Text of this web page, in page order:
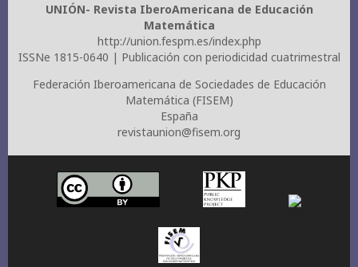
UNIÓN- Revista IberoAmericana de Educación
Matemática
http://union.fespm.es/index.php
ISSNe 1815-0640 | Publicación con periodicidad cuatrimestral
Federación Iberoamericana de Sociedades de Educación
Matemática (FISEM)
España
revistaunion@fisem.org